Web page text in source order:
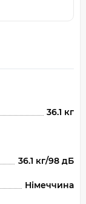
36.1 кг
36.1 кг/98 дБ
Німеччина